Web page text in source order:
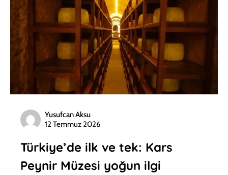
Yusufcan Aksu
12 Temmuz 2026
Türkiye’de ilk ve tek: Kars
Peynir Müzesi yoğun ilgi